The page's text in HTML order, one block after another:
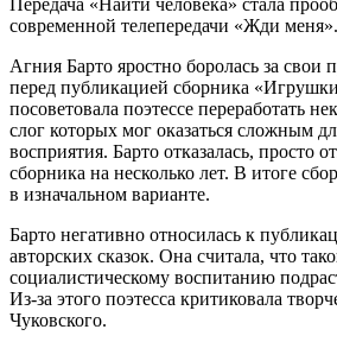
современной телепередачи «Жди меня».
Агния Барто яростно боролась за свои
перед публикацией сборника
посоветовала поэтессе переработать
слог которых мог оказаться сложным
восприятия. Барто отказалась, просто
сборника на несколько лет. В итоге
в изначальном варианте.
Барто негативно относилась к
авторских сказок. Она считала, что
социалистическому воспитанию
Из-за этого поэтесса критиковала
Чуковского.